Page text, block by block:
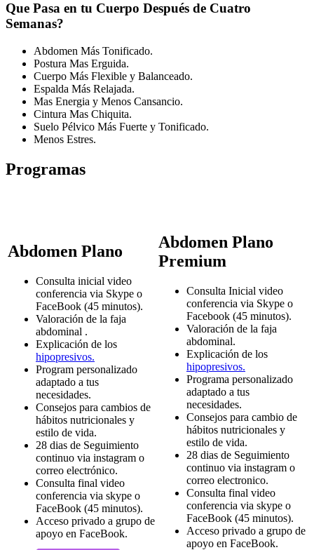
Que Pasa en tu Cuerpo Después de Cuatro
Semanas?
Abdomen Más Tonificado.
Postura Mas Erguida.
Cuerpo Más Flexible y Balanceado.
Espalda Más Relajada.
Mas Energia y Menos Cansancio.
Cintura Mas Chiquita.
Suelo Pélvico Más Fuerte y Tonificado.
Menos Estres.
Programas
Abdomen Plano
Consulta inicial video
conferencia via Skype o
FaceBook (45 minutos).
Valoración de la faja
abdominal .
Explicación de los
hipopresivos.
Program personalizado
adaptado a tus
necesidades.
Consejos para cambios de
hábitos nutricionales y
estilo de vida.
28 dias de Seguimiento
continuo via instagram o
correo electrónico.
Consulta final video
conferencia via skype o
FaceBook (45 minutos).
Acceso privado a grupo de
apoyo en FaceBook.
Abdomen Plano
Premium
Consulta Inicial video
conferencia via Skype o
Facebook (45 minutos).
Valoración de la faja
abdominal.
Explicación de los
hipopresivos.
Programa personalizado
adaptado a tus
necesidades.
Consejos para cambio de
hábitos nutricionales y
estilo de vida.
28 dias de Seguimiento
continuo via instagram o
correo electronico.
Consulta final video
conferencia via skype o
FaceBook (45 minutos).
Acceso privado a grupo de
apoyo en FaceBook.